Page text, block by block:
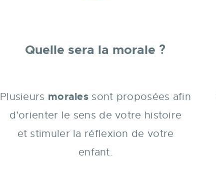
Quelle sera la morale ?
Plusieurs morales sont proposées afin
d’orienter le sens de votre histoire
et stimuler la réflexion de votre
enfant.